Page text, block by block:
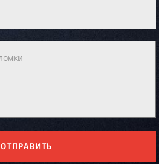
ОТПРАВИТЬ